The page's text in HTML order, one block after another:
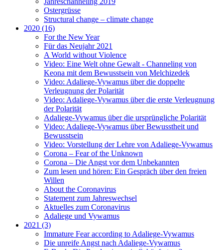
Ostergrüsse
Structural change – climate change
2020 (16)
For the New Year
Für das Neujahr 2021
A World without Violence
Video: Eine Welt ohne Gewalt - Channeling von
Keona mit dem Bewusstsein von Melchizedek
Video: Adaliege-Vywamus über die doppelte
Verleugnung der Polarität
Video: Adaliege-Vywamus über die erste Verleugnung
der Polarität
Adaliege-Vywamus über die ursprüngliche Polarität
Video: Adaliege-Vywamus über Bewusstheit und
Bewusstsein
Video: Vorstellung der Lehre von Adaliege-Vywamus
Corona – Fear of the Unknown
Corona – Die Angst vor dem Unbekannten
Zum lesen und hören: Ein Gespräch über den freien
Willen
About the Coronavirus
Statement zum Jahreswechsel
Aktuelles zum Coronavirus
Adaliege und Vywamus
2021 (3)
Immature Fear according to Adaliege-Vywamus
Die unreife Angst nach Adaliege-Vywamus